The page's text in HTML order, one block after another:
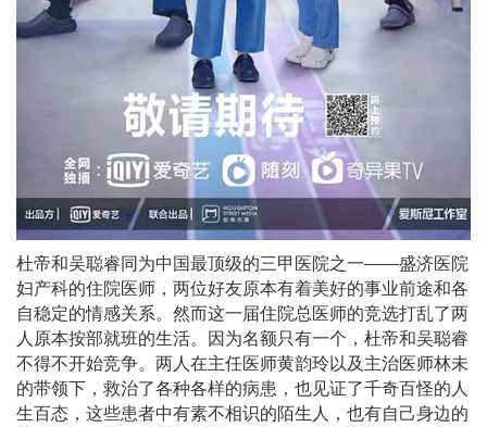
杜帝和吴聪睿同为中国最顶级的三甲医院之一——盛济医院
妇产科的住院医师，两位好友原本有着美好的事业前途和各
自稳定的情感关系。然而这一届住院总医师的竞选打乱了两
人原本按部就班的生活。因为名额只有一个，杜帝和吴聪睿
不得不开始竞争。两人在主任医师黄韵玲以及主治医师林未
的带领下，救治了各种各样的病患，也见证了千奇百怪的人
生百态，这些患者中有素不相识的陌生人，也有自己身边的